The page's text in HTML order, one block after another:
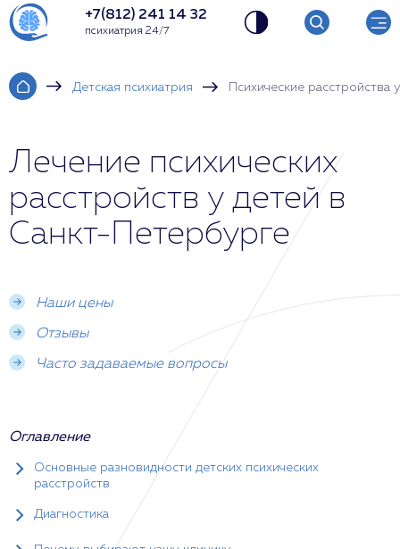
+7(812) 241 14 32
психиатрия 24/7
Детская психиатрия Психические расстройства
Лечение психических
расстройств у детей в
Санкт-Петербурге
Наши цены
Отзывы
Часто задаваемые вопросы
Оглавление
Основные разновидности детских психических
расстройств
Диагностика